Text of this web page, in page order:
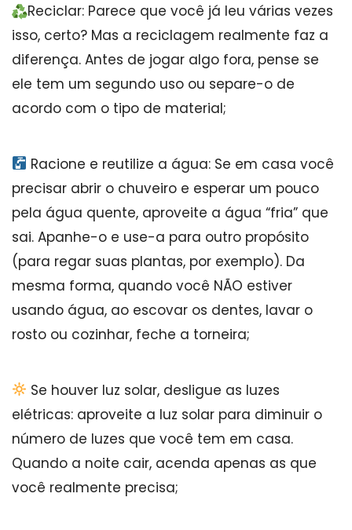
Reciclar: Parece que você já leu várias vezes
isso, certo? Mas a reciclagem realmente faz a
diferença. Antes de jogar algo fora, pense se
ele tem um segundo uso ou separe-o de
acordo com o tipo de material;
Racione e reutilize a água: Se em casa você
precisar abrir o chuveiro e esperar um pouco
pela água quente, aproveite a água “fria” que
sai. Apanhe-o e use-a para outro propósito
(para regar suas plantas, por exemplo). Da
mesma forma, quando você NÃO estiver
usando água, ao escovar os dentes, lavar o
rosto ou cozinhar, feche a torneira;
Se houver luz solar, desligue as luzes
elétricas: aproveite a luz solar para diminuir o
número de luzes que você tem em casa.
Quando a noite cair, acenda apenas as que
você realmente precisa;